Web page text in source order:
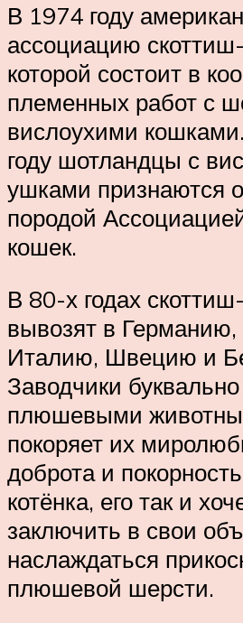
В 1974 году
ассоциацию
которой состоит в
племенных работ с
вислоухими
году шотландцы с
ушками признаются
породой
кошек.
В 80-х годах
вывозят в
Италию, Швецию и
Заводчики
плюшевыми
покоряет их
доброта и
котёнка, его так и
заключить в свои
наслаждаться
плюшевой шерсти.